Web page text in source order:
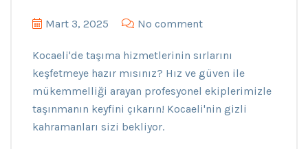
Mart 3, 2025 No comment
Kocaeli'de taşıma hizmetlerinin sırlarını
keşfetmeye hazır mısınız? Hız ve güven ile
mükemmelliği arayan profesyonel ekiplerimizle
taşınmanın keyfini çıkarın! Kocaeli'nin gizli
kahramanları sizi bekliyor.